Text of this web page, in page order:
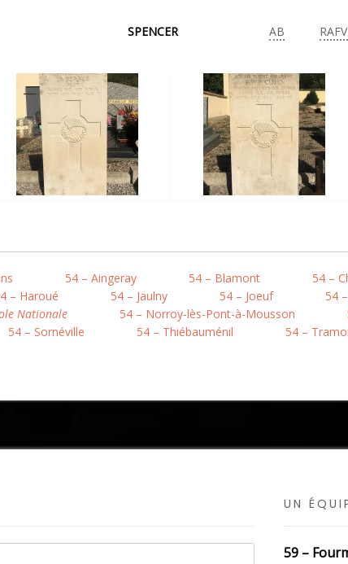
SPENCER AB
54 – Aingeray 54 – Blamont 54 –
– Haroué 54 – Jaulny 54 – Joeuf 54
Nationale 54 – Norroy-lès-Pont-à-Mousson
54 – Sornéville 54 – Thiébauménil 54 –
UN
59 –